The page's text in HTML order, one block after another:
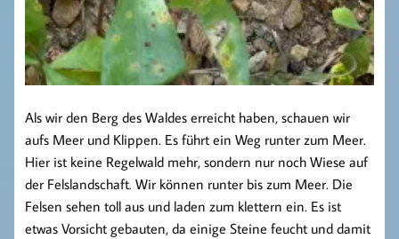
Als wir den Berg des Waldes erreicht haben, schauen wir
aufs Meer und Klippen. Es führt ein Weg runter zum Meer.
Hier ist keine Regelwald mehr, sondern nur noch Wiese auf
der Felslandschaft. Wir können runter bis zum Meer. Die
Felsen sehen toll aus und laden zum klettern ein. Es ist
etwas Vorsicht gebauten, da einige Steine feucht und damit